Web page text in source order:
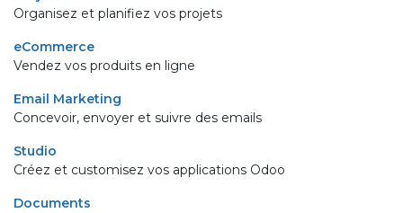
Organisez et planifiez vos projets
eCommerce
Vendez vos produits en ligne
Email Marketing
Concevoir, envoyer et suivre des emails
Studio
Créez et customisez vos applications Odoo
Documents